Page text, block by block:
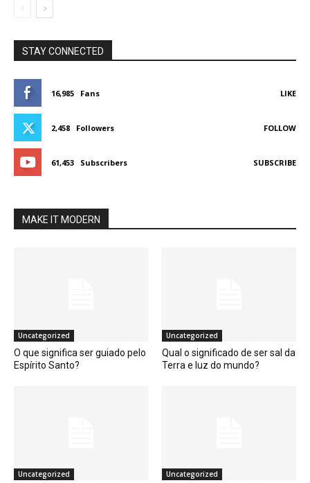
STAY CONNECTED
16,985 Fans LIKE
2,458 Followers FOLLOW
61,453 Subscribers SUBSCRIBE
MAKE IT MODERN
Uncategorized
O que significa ser guiado pelo
Espírito Santo?
Uncategorized
Qual o significado de ser sal da
Terra e luz do mundo?
Uncategorized Uncategorized